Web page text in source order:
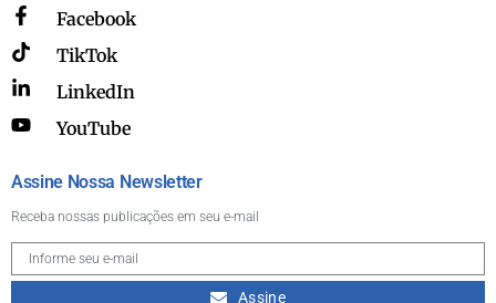
Facebook
TikTok
LinkedIn
YouTube
Assine Nossa Newsletter
Receba nossas publicações em seu e-mail
Assine